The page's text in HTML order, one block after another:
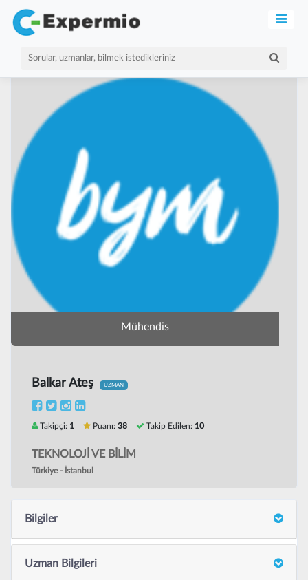
Mühendis
Balkar Ateş UZMAN
Takipçi: 1 Puanı: 38 Takip Edilen: 10
TEKNOLOJİ VE BİLİM
Türkiye - İstanbul
Bilgiler
Uzman Bilgileri